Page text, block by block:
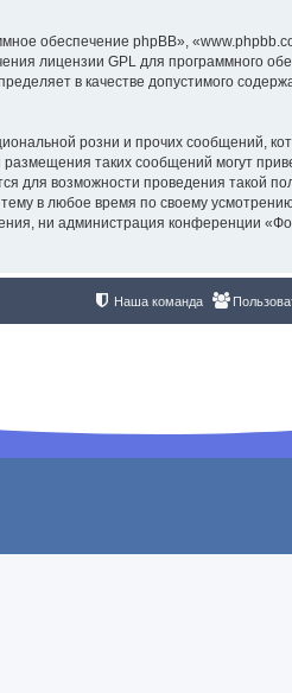
обеспечение phpBB»,
лицензии GPL для программного
в качестве допустимого
розни и прочих сообщений,
таких сообщений могут
для возможности проведения такой
в любое время по своему
ни администрация конференции
Наша команда